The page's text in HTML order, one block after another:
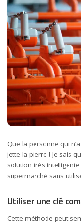
Que la personne qui
jette la pierre ! Je sais
solution très
supermarché sans
Utiliser une clé
Cette méthode peut